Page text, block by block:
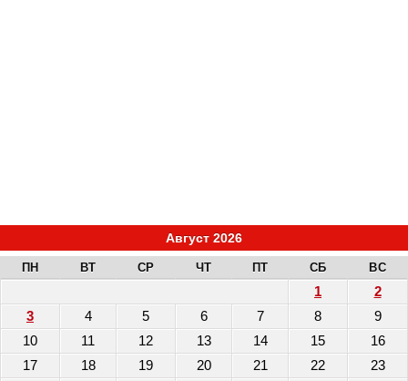
Август 2026
ПН ВТ СР ЧТ ПТ СБ ВС
1
2
3
4 5 6 7 8
9
10
11 12 13 14 15
16
17
18 19 20 21 22
23